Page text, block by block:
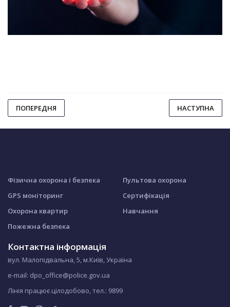
ПОПЕРЕДНЯ НАСТУПНА
Фізична охорона і безпека
GPS моніторинг
Охорона квартир
Пожежна безпека
Пультова охорона
Сертифікація
Навчання
Контактна інформація
вул. Малопідвальна, 5, м.Київ, Україна
e-mail: dpo_office@police.gov.ua
Лінія працює цілодобово, тел.: 9899